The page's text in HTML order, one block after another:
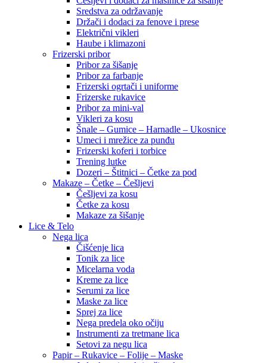
Sredstva za održavanje
Držači i dodaci za fenove i prese
Električni vikleri
Haube i klimazoni
Frizerski pribor
Pribor za šišanje
Pribor za farbanje
Frizerski ogrtači i uniforme
Frizerske rukavice
Pribor za mini-val
Vikleri za kosu
Šnale – Gumice – Harnadle – Ukosnice
Umeci i mrežice za punđu
Frizerski koferi i torbice
Trening lutke
Dozeri – Štitnici – Četke za pod
Makaze – Četke – Češljevi
Češljevi za kosu
Četke za kosu
Makaze za šišanje
Lice & Telo
Nega lica
Čišćenje lica
Tonik za lice
Micelarna voda
Kreme za lice
Serumi za lice
Maske za lice
Sprej za lice
Nega predela oko očiju
Instrumenti za tretmane lica
Setovi za negu lica
Papir – Rukavice – Folije – Maske